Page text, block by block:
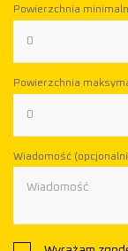
Powierzchnia
Powierzchnia
Wiadomość